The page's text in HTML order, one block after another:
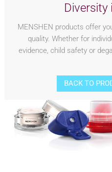
Diversity
MENSHEN products offer
quality. Whether for
evidence, child safety or
BACK TO